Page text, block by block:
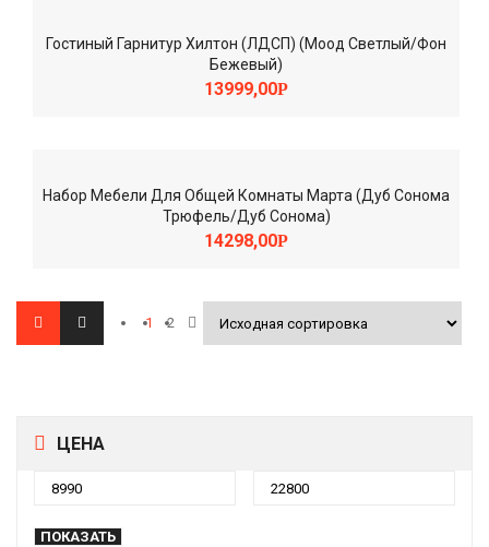
ЦЕНА
ПОКАЗАТЬ
Гостиный Гарнитур Хилтон (ЛДСП) (Моод Светлый/Фон
Бежевый)
13999,00Р
Набор Мебели Для Общей Комнаты Марта (Дуб Сонома
Трюфель/Дуб Сонома)
14298,00Р
1 2